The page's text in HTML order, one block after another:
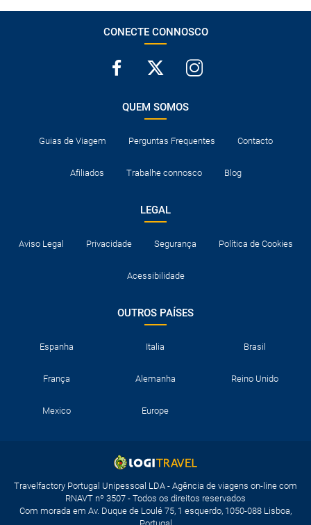
CONECTE CONNOSCO
QUEM SOMOS
Guias de Viagem Perguntas Frequentes Contacto
Afiliados Trabalhe connosco Blog
LEGAL
Aviso Legal Privacidade Segurança Política de Cookies
Acessibilidade
OUTROS PAÍSES
Espanha Italia Brasil
França Alemanha Reino Unido
Mexico Europe
Travelfactory Portugal Unipessoal LDA - Agência de viagens on-line com
RNAVT nº 3507 - Todos os direitos reservados
Com morada em Av. Duque de Loulé 75, 1 esquerdo, 1050-088 Lisboa,